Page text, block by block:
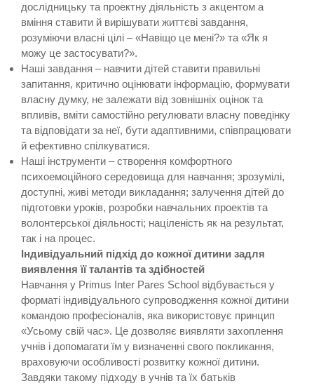
дослідницьку та проектну діяльність з акцентом а
вміння ставити й вирішувати життєві завдання,
розуміючи власні цілі – «Навіщо це мені?» та «Як я
можу це застосувати?».
Наші завдання – навчити дітей ставити правильні
запитання, критично оцінювати інформацію, формувати
власну думку, не залежати від зовнішніх оцінок та
впливів, вміти самостійно регулювати власну поведінку
та відповідати за неї, бути адаптивними, співпрацювати
й ефективно спілкуватися.
Наші інструменти – створення комфортного
психоемоційного середовища для навчання; зрозумілі,
доступні, живі методи викладання; залучення дітей до
підготовки уроків, розробки навчальних проектів та
волонтерської діяльності; націленість як на результат,
так і на процес.
Індивідуальний підхід до кожної дитини задля
виявлення її талантів та здібностей
Навчання у Primus Inter Pares School відбувається у
форматі індивідуального супроводження кожної дитини
командою професіоналів, яка використовує принцип
«Усьому свій час». Це дозволяє виявляти захоплення
учнів і допомагати їм у визначенні свого покликання,
враховуючи особливості розвитку кожної дитини.
Завдяки такому підходу в учнів та їх батьків